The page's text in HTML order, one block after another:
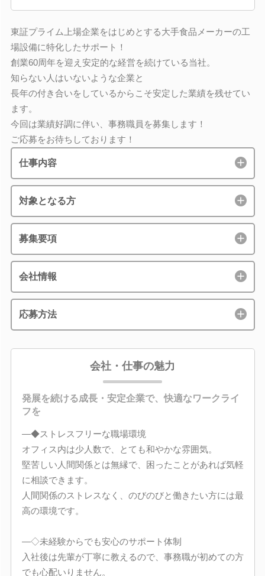
東証プライム上場企業をはじめとする大手食品メーカーの工
場設備に特化したサポート！
創業60周年を迎え安定的な経営を続けている当社。
知らない人はいないような企業と
長年の付き合いをしているからこそ安定した業績を残せてい
ます。
今回は業績好調に伴い、事務職員を募集します！
ご応募をお待ちしております！
仕事内容
対象となる方
募集要項
会社情報
応募方法
会社・仕事の魅力
発展を続ける成長・安定企業で、快適なワークライ
フを
―◆ストレスフリーな職場環境
オフィス内は少人数で、とても和やかな雰囲気。
堅苦しい人間関係とは無縁で、困ったことがあれば気軽
に相談できます。
人間関係のストレスなく、のびのびと働きたい方には最
高の環境です。
―◇未経験からでも安心のサポート体制
入社後は先輩が丁寧に教えるので、事務職が初めての方
でも心配いりません。